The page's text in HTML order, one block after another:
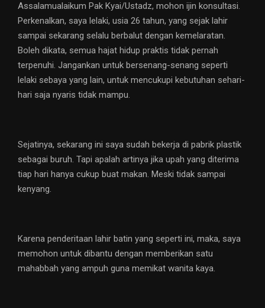
Assalamualaikum Pak Kyai/Ustadz, mohon ijin konsultasi.
Perkenalkan, saya lelaki, usia 26 tahun, yang sejak lahir
sampai sekarang selalu berbalut dengan kemelaratan.
Boleh dikata, semua hajat hidup praktis tidak pernah
terpenuhi. Jangankan untuk bersenang-senang seperti
lelaki sebaya yang lain, untuk mencukupi kebutuhan sehari-
hari saja nyaris tidak mampu.
Sejatinya, sekarang ini saya sudah bekerja di pabrik plastik
sebagai buruh. Tapi apalah artinya jika upah yang diterima
tiap hari hanya cukup buat makan. Meski tidak sampai
kenyang.
Karena penderitaan lahir batin yang seperti ini, maka, saya
memohon untuk dibantu dengan memberikan satu
mahabbah yang ampuh guna memikat wanita kaya.